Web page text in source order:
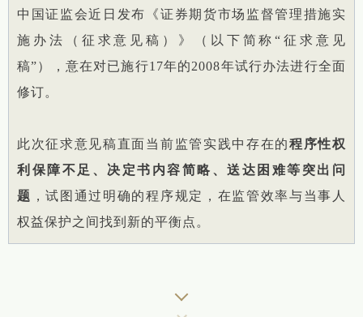
中国证监会近日发布《证券期货市场监督管理措施实
施办法（征求意见稿）》（以下简称“征求意见
稿”），意在对已施行17年的2008年试行办法进行全面
修订。
此次征求意见稿直面当前监管实践中存在的程序性权
利保障不足、决定书内容简略、送达困难等突出问
题 ，试图通过明确的程序规定，在监管效率与当事人
权益保护之间找到新的平衡点。